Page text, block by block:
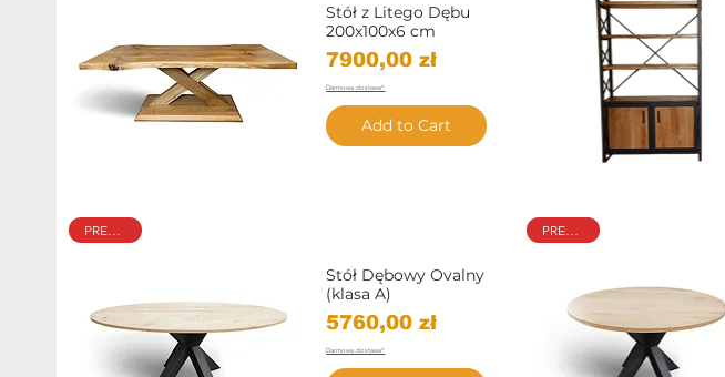
Stół z Litego Dębu
200x100x6 cm
Price
7900,00 zł
Darmowa dostawa*
Add to Cart
Stół Dębowy Ovalny
(klasa A)
Price
5760,00 zł
Darmowa dostawa*